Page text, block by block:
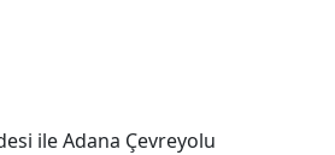
ile Adana Çevreyolu